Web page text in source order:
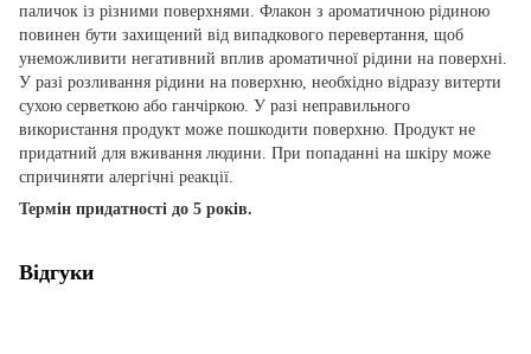
паличок із різними поверхнями. Флакон з ароматичною рідиною
повинен бути захищений від випадкового перевертання, щоб
унеможливити негативний вплив ароматичної рідини на поверхні.
У разі розливання рідини на поверхню, необхідно відразу витерти
сухою серветкою або ганчіркою. У разі неправильного
використання продукт може пошкодити поверхню. Продукт не
придатний для вживання людини. При попаданні на шкіру може
спричиняти алергічні реакції.
Термін придатності до 5 років.
Відгуки